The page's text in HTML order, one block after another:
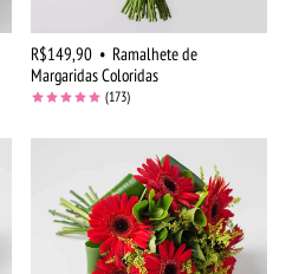
R$149,90 • Ramalhete de
Margaridas Coloridas
(173)